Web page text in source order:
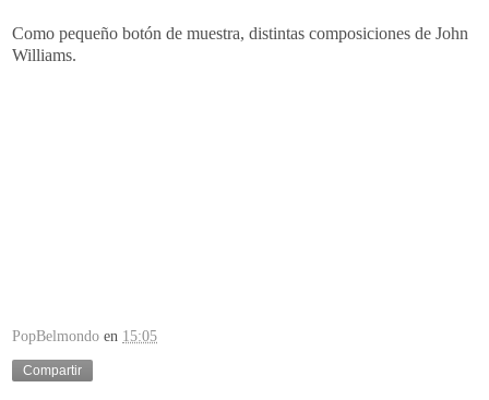
Como pequeño botón de muestra, distintas composiciones de John
Williams.
PopBelmondo en 15:05
Compartir